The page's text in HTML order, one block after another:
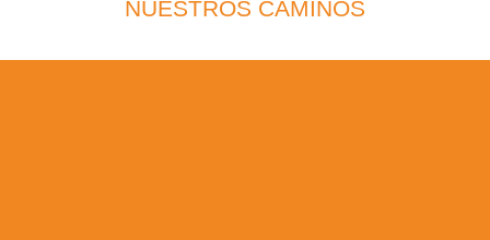
NUESTROS CAMINOS